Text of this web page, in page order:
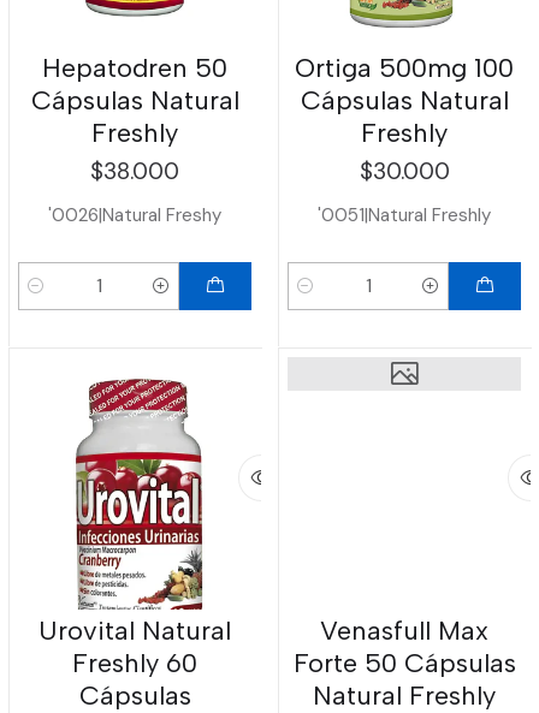
Hepatodren 50
Cápsulas Natural
Freshly
$38.000
'0026|Natural Freshy
Cantidad
Ortiga 500mg 100
Cápsulas Natural
Freshly
$30.000
'0051|Natural Freshly
Cantidad
Urovital Natural
Freshly 60
Cápsulas
Venasfull Max
Forte 50 Cápsulas
Natural Freshly